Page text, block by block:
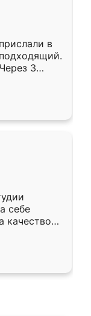
в
3
себе
качеством
почти